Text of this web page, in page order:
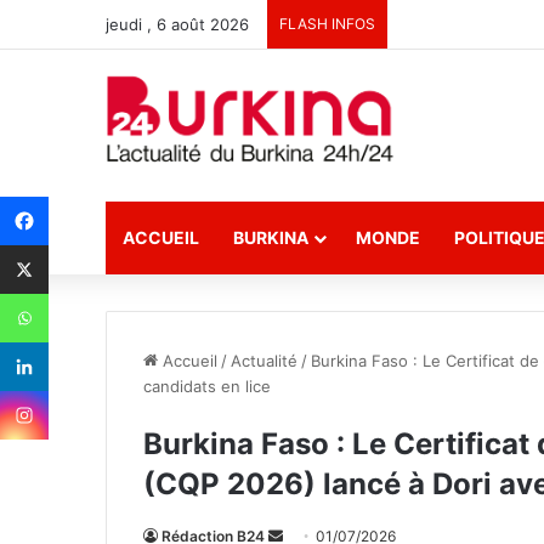
jeudi , 6 août 2026 FLASH INFOS
ACCUEIL BURKINA MONDE POLITIQUE
Accueil / Actualité / Burkina Faso : Le Certificat
candidats en lice
Burkina Faso : Le
(CQP 2026) lancé à Dori
Rédaction B24 01/07/2026